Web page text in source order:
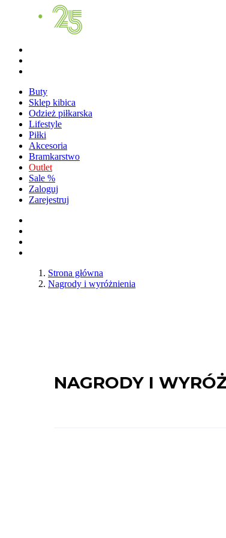
Buty
Sklep kibica
Odzież piłkarska
Lifestyle
Piłki
Akcesoria
Bramkarstwo
Outlet
Sale %
Zaloguj
Zarejestruj
Strona główna
Nagrody i wyróżnienia
NAGRODY I